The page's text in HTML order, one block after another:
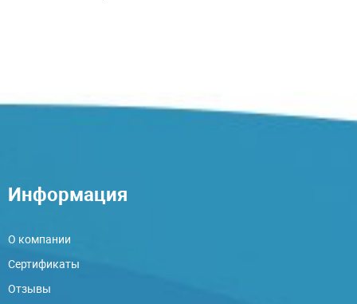
Информация
О компании
Сертификаты
Отзывы